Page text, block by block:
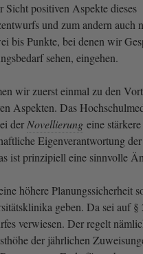
Sicht positiven Aspekte dieses
und zum andern auch
bis Punkte, bei denen wir
sehen, eingehen.
wir zuerst einmal zu den
Aspekten. Das
der Novellierung eine stärkere
Eigenverantwortung
ist prinzipiell eine sinnvolle
höhere Planungssicherheit
geben. Da sei auf §
verwiesen. Der regelt
der jährlichen